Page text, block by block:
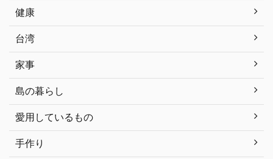
健康
台湾
家事
島の暮らし
愛用しているもの
手作り